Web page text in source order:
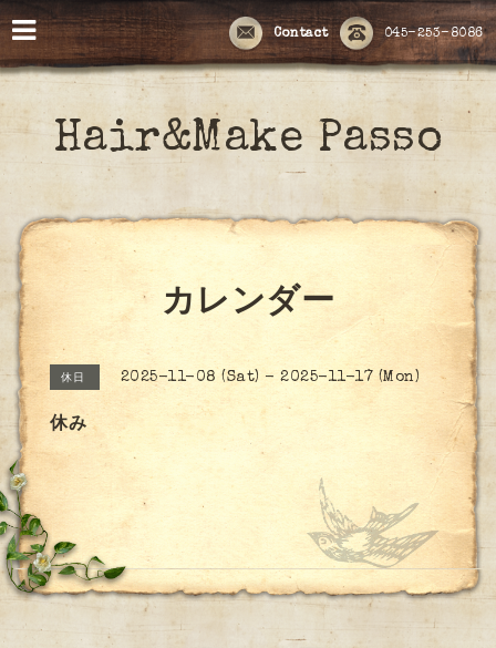
045-253-8086
Contact
Hair&Make Passo
カレンダー
休日 2025-11-08 (Sat) - 2025-11-17 (Mon)
休み